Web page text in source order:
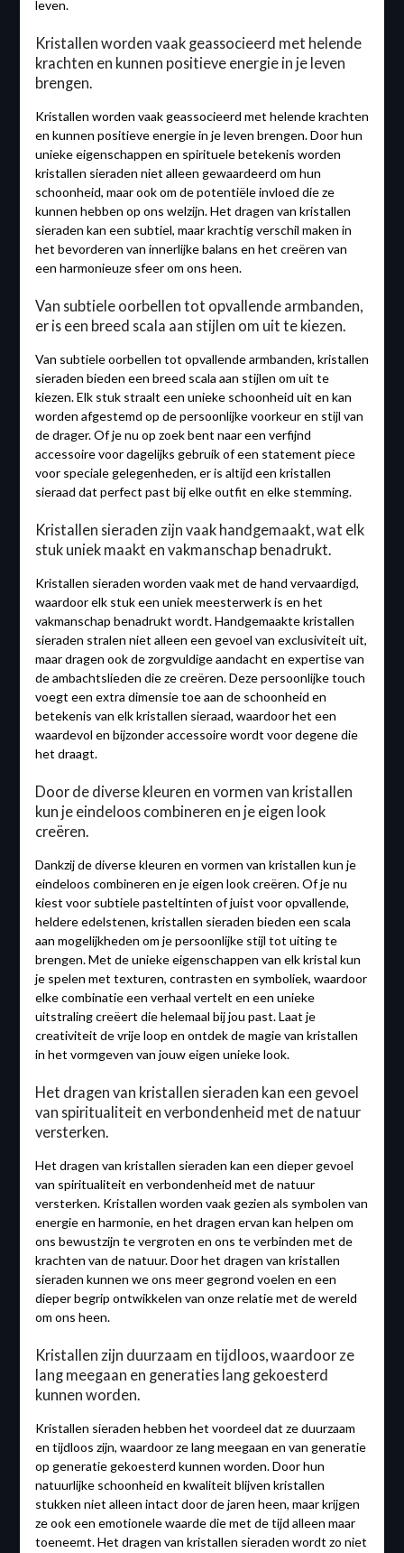
leven.
Kristallen worden vaak geassocieerd met helende
krachten en kunnen positieve energie in je leven
brengen.
Kristallen worden vaak geassocieerd met helende krachten
en kunnen positieve energie in je leven brengen. Door hun
unieke eigenschappen en spirituele betekenis worden
kristallen sieraden niet alleen gewaardeerd om hun
schoonheid, maar ook om de potentiële invloed die ze
kunnen hebben op ons welzijn. Het dragen van kristallen
sieraden kan een subtiel, maar krachtig verschil maken in
het bevorderen van innerlijke balans en het creëren van
een harmonieuze sfeer om ons heen.
Van subtiele oorbellen tot opvallende armbanden,
er is een breed scala aan stijlen om uit te kiezen.
Van subtiele oorbellen tot opvallende armbanden, kristallen
sieraden bieden een breed scala aan stijlen om uit te
kiezen. Elk stuk straalt een unieke schoonheid uit en kan
worden afgestemd op de persoonlijke voorkeur en stijl van
de drager. Of je nu op zoek bent naar een verfijnd
accessoire voor dagelijks gebruik of een statement piece
voor speciale gelegenheden, er is altijd een kristallen
sieraad dat perfect past bij elke outfit en elke stemming.
Kristallen sieraden zijn vaak handgemaakt, wat elk
stuk uniek maakt en vakmanschap benadrukt.
Kristallen sieraden worden vaak met de hand vervaardigd,
waardoor elk stuk een uniek meesterwerk is en het
vakmanschap benadrukt wordt. Handgemaakte kristallen
sieraden stralen niet alleen een gevoel van exclusiviteit uit,
maar dragen ook de zorgvuldige aandacht en expertise van
de ambachtslieden die ze creëren. Deze persoonlijke touch
voegt een extra dimensie toe aan de schoonheid en
betekenis van elk kristallen sieraad, waardoor het een
waardevol en bijzonder accessoire wordt voor degene die
het draagt.
Door de diverse kleuren en vormen van kristallen
kun je eindeloos combineren en je eigen look
creëren.
Dankzij de diverse kleuren en vormen van kristallen kun je
eindeloos combineren en je eigen look creëren. Of je nu
kiest voor subtiele pasteltinten of juist voor opvallende,
heldere edelstenen, kristallen sieraden bieden een scala
aan mogelijkheden om je persoonlijke stijl tot uiting te
brengen. Met de unieke eigenschappen van elk kristal kun
je spelen met texturen, contrasten en symboliek, waardoor
elke combinatie een verhaal vertelt en een unieke
uitstraling creëert die helemaal bij jou past. Laat je
creativiteit de vrije loop en ontdek de magie van kristallen
in het vormgeven van jouw eigen unieke look.
Het dragen van kristallen sieraden kan een gevoel
van spiritualiteit en verbondenheid met de natuur
versterken.
Het dragen van kristallen sieraden kan een dieper gevoel
van spiritualiteit en verbondenheid met de natuur
versterken. Kristallen worden vaak gezien als symbolen van
energie en harmonie, en het dragen ervan kan helpen om
ons bewustzijn te vergroten en ons te verbinden met de
krachten van de natuur. Door het dragen van kristallen
sieraden kunnen we ons meer gegrond voelen en een
dieper begrip ontwikkelen van onze relatie met de wereld
om ons heen.
Kristallen zijn duurzaam en tijdloos, waardoor ze
lang meegaan en generaties lang gekoesterd
kunnen worden.
Kristallen sieraden hebben het voordeel dat ze duurzaam
en tijdloos zijn, waardoor ze lang meegaan en van generatie
op generatie gekoesterd kunnen worden. Door hun
natuurlijke schoonheid en kwaliteit blijven kristallen
stukken niet alleen intact door de jaren heen, maar krijgen
ze ook een emotionele waarde die met de tijd alleen maar
toeneemt. Het dragen van kristallen sieraden wordt zo niet